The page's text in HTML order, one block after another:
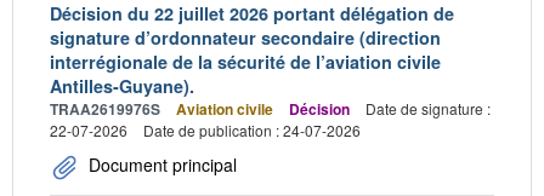
Décision du 22 juillet 2026 portant délégation de
signature d’ordonnateur secondaire (direction
interrégionale de la sécurité de l’aviation civile
Antilles-Guyane).
TRAA2619976S Aviation civile Décision
Date de signature :
22-07-2026
Date de publication : 24-07-2026
Document principal